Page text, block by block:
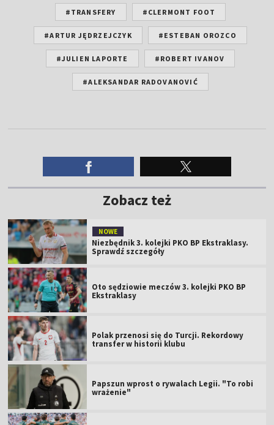
#TRANSFERY #CLERMONT FOOT
#ARTUR JĘDRZEJCZYK #ESTEBAN OROZCO
#JULIEN LAPORTE #ROBERT IVANOV
#ALEKSANDAR RADOVANOVIĆ
Zobacz też
NOWE
Niezbędnik 3. kolejki PKO BP Ekstraklasy.
Sprawdź szczegóły
Oto sędziowie meczów 3. kolejki PKO BP
Ekstraklasy
Polak przenosi się do Turcji. Rekordowy
transfer w historii klubu
Papszun wprost o rywalach Legii. "To robi
wrażenie"